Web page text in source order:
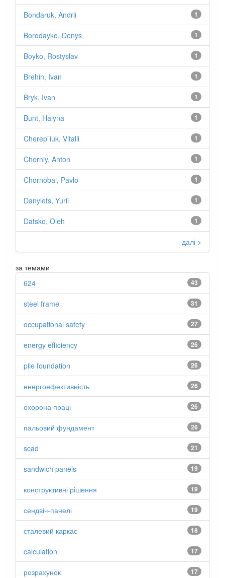
1
Bondaruk, Andrii
1
Borodayko, Denys
1
Boyko, Rostyslav
1
Brehin, Ivan
1
Bryk, Ivan
1
Bunt, Halyna
1
Cherep`iuk, Vitalii
1
Chorniy, Anton
1
Chornobai, Pavlo
1
Danylets, Yurii
1
Datsko, Oleh
далі >
за темами
43
624
31
steel frame
27
occupational safety
26
energy efficiency
26
pile foundation
26
енергоефективність
26
охорона праці
26
пальовий фундамент
21
scad
19
sandwich panels
19
конструктивні рішення
19
сендвіч-панелі
18
сталевий каркас
17
calculation
17
розрахунок